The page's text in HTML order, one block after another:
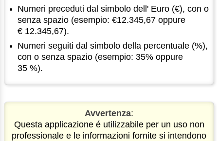
Numeri preceduti dal simbolo dell' Euro (€), con o
senza spazio (esempio: €12.345,67 oppure
€ 12.345,67).
Numeri seguiti dal simbolo della percentuale (%),
con o senza spazio (esempio: 35% oppure
35 %).
Avvertenza:
Questa applicazione é utilizzabile per un uso non
professionale e le informazioni fornite si intendono